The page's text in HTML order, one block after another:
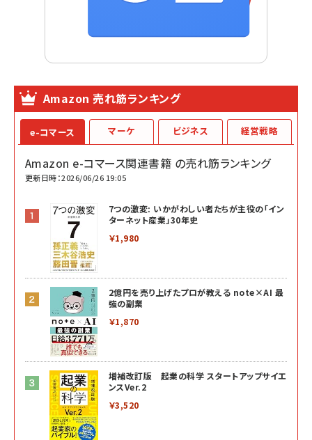
Amazon 売れ筋ランキング
e-コマース
Amazon e-コマース関連書籍 の売れ筋ランキング
更新日時：2026/06/26 19:05
7つの激変: いかがわしい者たちが主役の「イン
ターネット産業」30年史
￥1,980
2億円を売り上げたプロが教える note×AI 最
強の副業
￥1,870
増補改訂版 起業の科学 スタートアップサイエ
ンスVer.2
￥3,520
マーケ ビジネス 経営戦略